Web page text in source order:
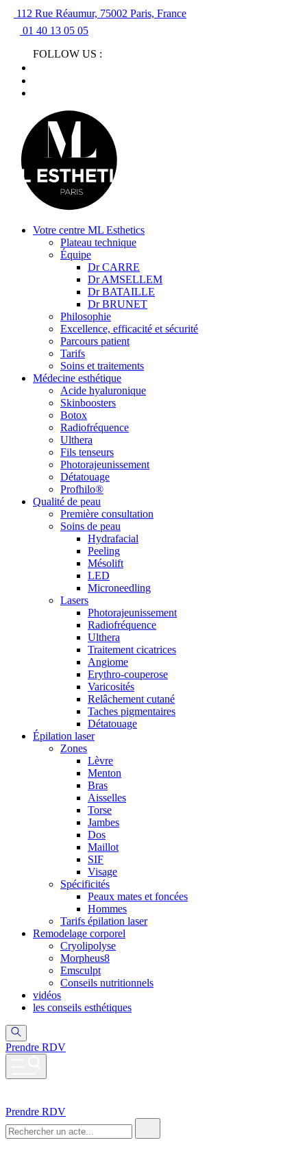
112 Rue Réaumur, 75002 Paris, France
01 40 13 05 05
FOLLOW US :
Votre centre ML Esthetics
Plateau technique
Équipe
Dr CARRE
Dr AMSELLEM
Dr BATAILLE
Dr BRUNET
Philosophie
Excellence, efficacité et sécurité
Parcours patient
Tarifs
Soins et traitements
Médecine esthétique
Acide hyaluronique
Skinboosters
Botox
Radiofréquence
Ulthera
Fils tenseurs
Photorajeunissement
Détatouage
Profhilo®
Qualité de peau
Première consultation
Soins de peau
Hydrafacial
Peeling
Mésolift
LED
Microneedling
Lasers
Photorajeunissement
Radiofréquence
Ulthera
Traitement cicatrices
Angiome
Erythro-couperose
Varicosités
Relâchement cutané
Taches pigmentaires
Détatouage
Épilation laser
Zones
Lèvre
Menton
Bras
Aisselles
Torse
Jambes
Dos
Maillot
SIF
Visage
Spécificités
Peaux mates et foncées
Hommes
Tarifs épilation laser
Remodelage corporel
Cryolipolyse
Morpheus8
Emsculpt
Conseils nutritionnels
vidéos
les conseils esthétiques
Prendre RDV
Prendre RDV